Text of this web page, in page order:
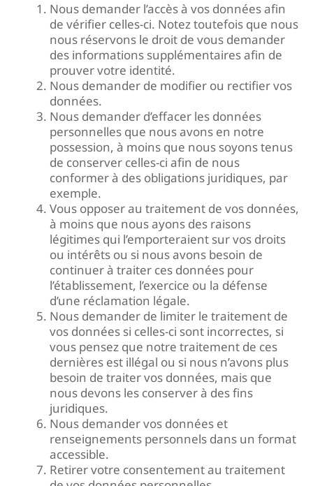
Nous demander l’accès à vos données afin
de vérifier celles-ci. Notez toutefois que nous
nous réservons le droit de vous demander
des informations supplémentaires afin de
prouver votre identité.
Nous demander de modifier ou rectifier vos
données.
Nous demander d’effacer les données
personnelles que nous avons en notre
possession, à moins que nous soyons tenus
de conserver celles-ci afin de nous
conformer à des obligations juridiques, par
exemple.
Vous opposer au traitement de vos données,
à moins que nous ayons des raisons
légitimes qui l’emporteraient sur vos droits
ou intérêts ou si nous avons besoin de
continuer à traiter ces données pour
l’établissement, l’exercice ou la défense
d’une réclamation légale.
Nous demander de limiter le traitement de
vos données si celles-ci sont incorrectes, si
vous pensez que notre traitement de ces
dernières est illégal ou si nous n’avons plus
besoin de traiter vos données, mais que
nous devons les conserver à des fins
juridiques.
Nous demander vos données et
renseignements personnels dans un format
accessible.
Retirer votre consentement au traitement